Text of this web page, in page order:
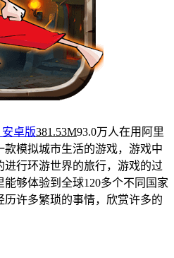
卓版381.53M93.0万人在用 阿里
款模拟城市生活的游戏，游戏中
进行环游世界的旅行，游戏的过
够体验到全球120多个不同国家
历许多繁琐的事情，欣赏许多的